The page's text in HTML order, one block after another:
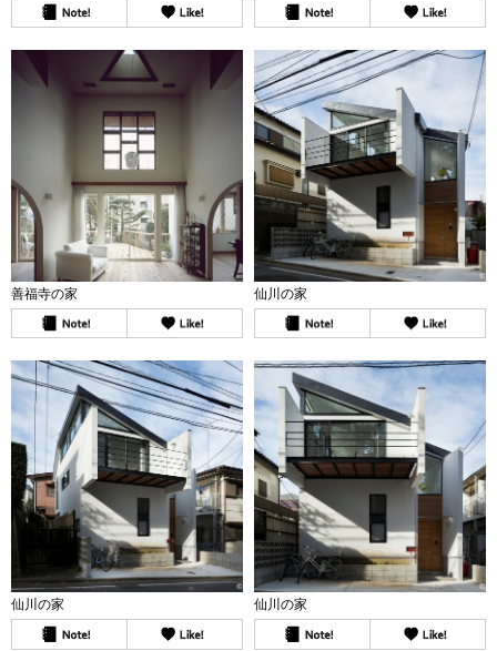
善福寺の家 仙川の家
仙川の家 仙川の家